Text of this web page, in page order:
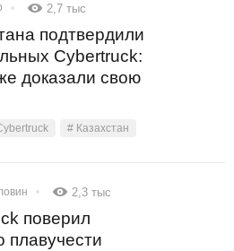
2,7 тыс
подтвердили
Cybertruck:
доказали свою
# Казахстан
2,3 тыс
поверил